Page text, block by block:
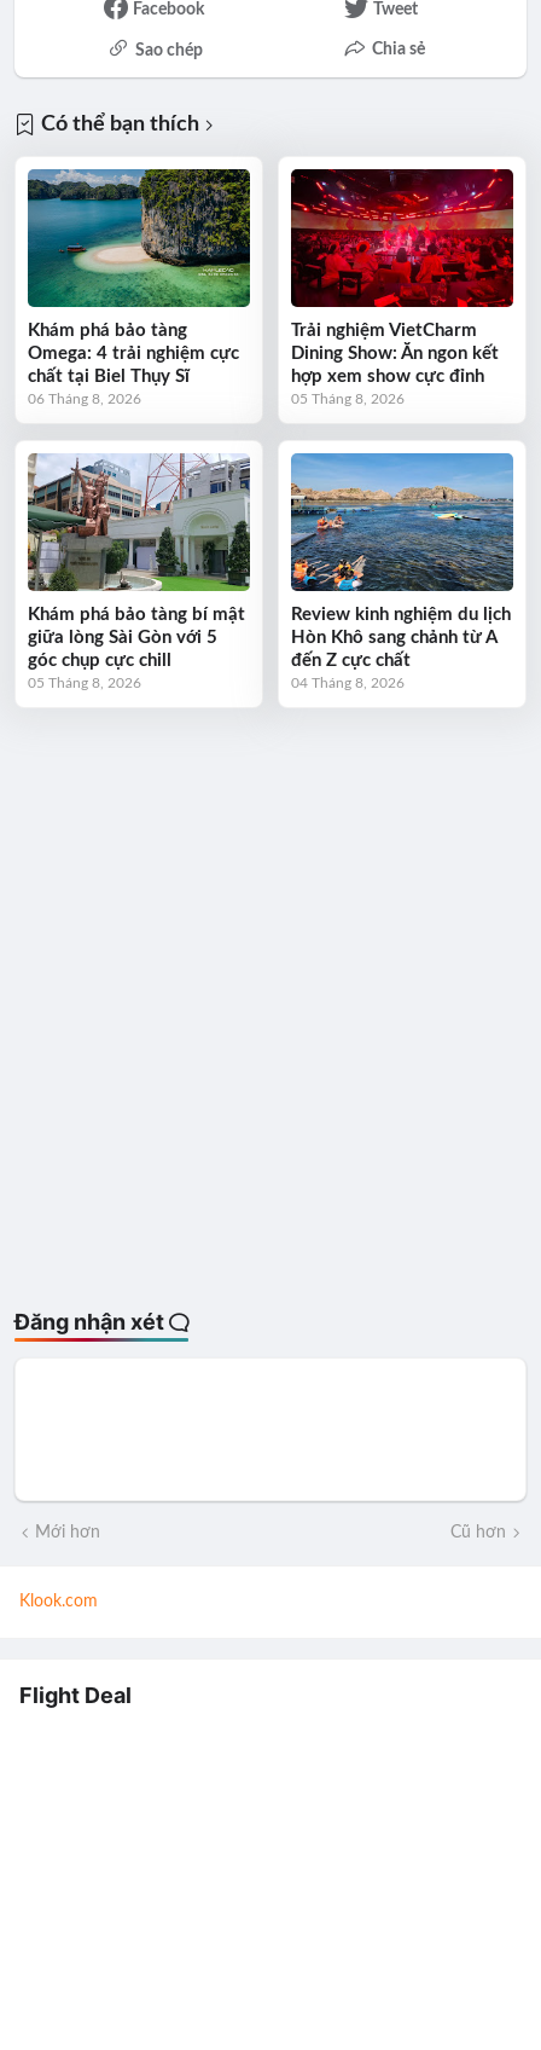
Facebook Tweet
Sao chép Chia sẻ
Có thể bạn thích
Khám phá bảo tàng
Omega: 4 trải nghiệm cực
chất tại Biel Thụy Sĩ
06 Tháng 8, 2026
Trải nghiệm VietCharm
Dining Show: Ăn ngon kết
hợp xem show cực đỉnh
05 Tháng 8, 2026
Khám phá bảo tàng bí mật
giữa lòng Sài Gòn với 5
góc chụp cực chill
05 Tháng 8, 2026
Review kinh nghiệm du lịch
Hòn Khô sang chảnh từ A
đến Z cực chất
04 Tháng 8, 2026
Đăng nhận xét
Mới hơn Cũ hơn
Klook.com
Flight Deal